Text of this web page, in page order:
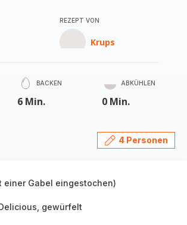
REZEPT VON
Krups
BACKEN
6 Min.
ABKÜHLEN
0 Min.
4 Personen
einer Gabel eingestochen)
gewürfelt